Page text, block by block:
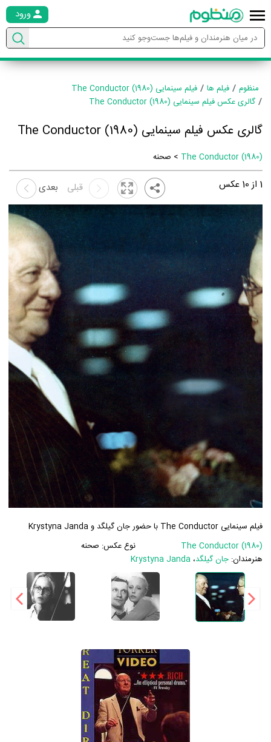
ورود
منظوم فیلم ها
فیلم سینمایی The Conductor (1980)
گالری عکس فیلم سینمایی The Conductor (1980)
گالری عکس فیلم سینمایی The Conductor (1980)
The Conductor (1980) > صحنه
1 از10 عکس بعدی قبلی
فیلم سینمایی The Conductor با حضور جان گیلگد و Krystyna Janda
The Conductor (1980)
نوع عکس: صحنه
هنرمندان:جان گیلگد،Krystyna Janda